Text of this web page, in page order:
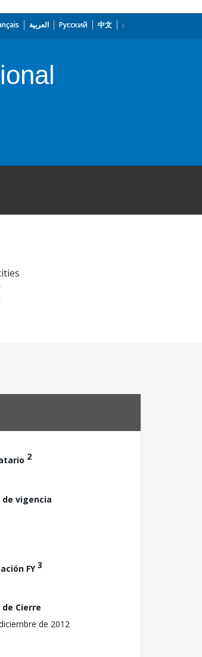
العربية Русский 中文
2
de vigencia
FY3
de Cierre
de 2012